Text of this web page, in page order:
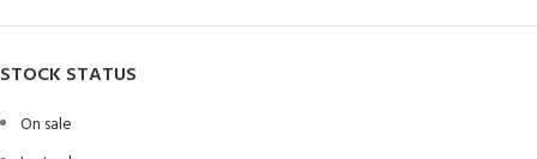
STOCK STATUS
On sale